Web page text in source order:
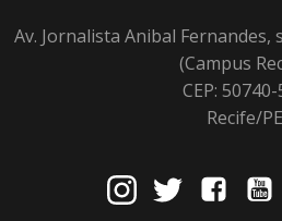
Av. Jornalista Anibal
(Campus
CEP:
Recife/PE